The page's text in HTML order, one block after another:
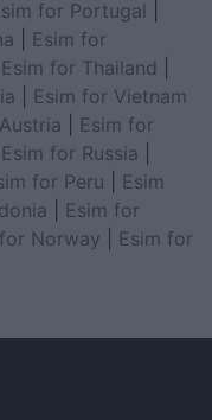
for Portugal
Esim for
Esim for Thailand
Esim for Vietnam
Esim for
Esim for Russia
for Peru
Esim
Esim for
Norway
Esim for